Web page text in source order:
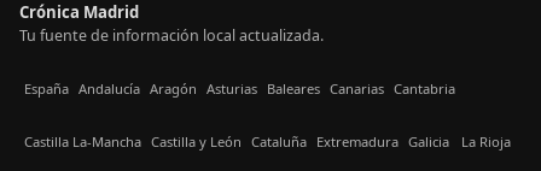
Crónica Madrid
Tu fuente de información local actualizada.
España Andalucía Aragón Asturias Baleares Canarias Cantabria
Castilla La-Mancha Castilla y León Cataluña Extremadura Galicia La Rioja